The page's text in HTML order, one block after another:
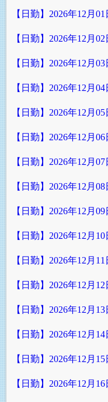
【日勤】2026年12月
【日勤】2026年12月
【日勤】2026年12月
【日勤】2026年12月
【日勤】2026年12月
【日勤】2026年12月
【日勤】2026年12月
【日勤】2026年12月
【日勤】2026年12月
【日勤】2026年12月
【日勤】2026年12月
【日勤】2026年12月
【日勤】2026年12月
【日勤】2026年12月
【日勤】2026年12月
【日勤】2026年12月